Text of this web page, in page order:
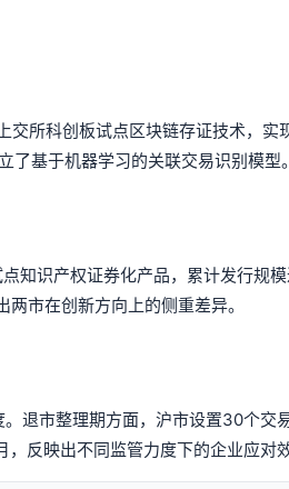
所科创板试点区块链存证技术，实
基于机器学习的关联交易识别模型。
知识产权证券化产品，累计发行规
市在创新方向上的侧重差异。
退市整理期方面，沪市设置30个交
反映出不同监管力度下的企业应对效